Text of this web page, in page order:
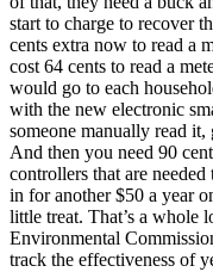
start to charge to recover
cents extra now to read a
cost 64 cents to read a
would go to each
with the new electronic
someone manually read
And then you need 90
controllers that are
in for another $50 a year
little treat. That’s a whole
Environmental
track the effectiveness of